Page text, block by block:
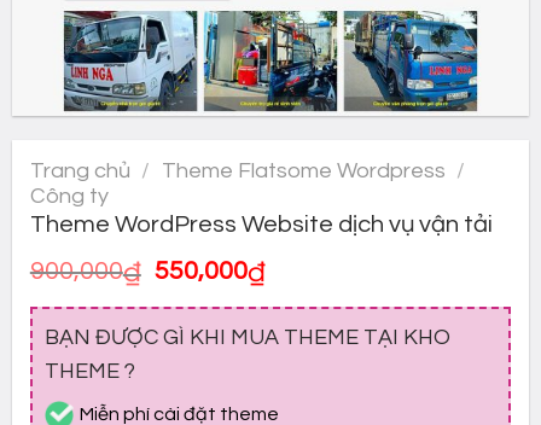
Trang chủ / Theme Flatsome Wordpress /
Công ty
Theme WordPress Website dịch vụ vận tải
900,000₫ Giá
là:
900,000₫.
550,000₫Giá
là:
BẠN ĐƯỢC GÌ KHI MUA THEME TẠI KHO
THEME ?
Miễn phí cài đặt theme